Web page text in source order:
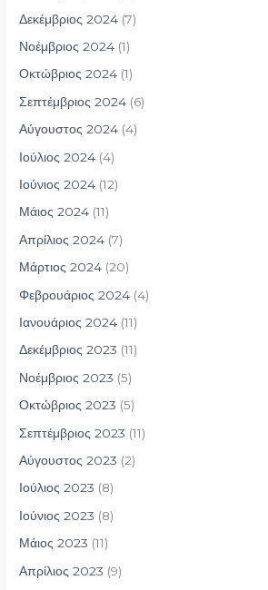
Δεκέμβριος 2024 (7)
Νοέμβριος 2024 (1)
Οκτώβριος 2024 (1)
Σεπτέμβριος 2024 (6)
Αύγουστος 2024 (4)
Ιούλιος 2024 (4)
Ιούνιος 2024 (12)
Μάιος 2024 (11)
Απρίλιος 2024 (7)
Μάρτιος 2024 (20)
Φεβρουάριος 2024 (4)
Ιανουάριος 2024 (11)
Δεκέμβριος 2023 (11)
Νοέμβριος 2023 (5)
Οκτώβριος 2023 (5)
Σεπτέμβριος 2023 (11)
Αύγουστος 2023 (2)
Ιούλιος 2023 (8)
Ιούνιος 2023 (8)
Μάιος 2023 (11)
Απρίλιος 2023 (9)